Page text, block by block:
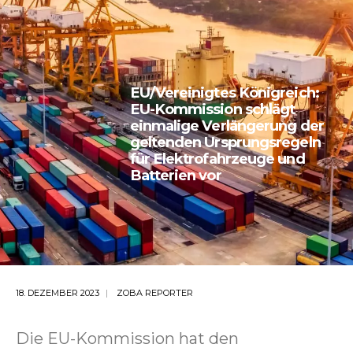
DER GELTENDEN
URSPRUNGSREGELN FÜR
ELEKTROFAHRZEUGE UND
BATTERIEN VOR
EU/Vereinigtes Königreich:
EU-Kommission schlägt
einmalige Verlängerung der
geltenden Ursprungsregeln
für Elektrofahrzeuge und
Batterien vor
18. DEZEMBER 2023 ZOBA REPORTER
Die EU-Kommission hat den